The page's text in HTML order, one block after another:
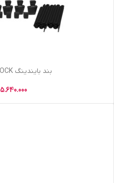
بند بایندینگ RONIX AUTOLOCK
5.640.000